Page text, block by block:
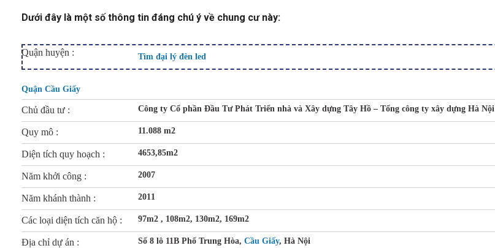
Dưới đây là một số thông tin đáng chú ý về chung cư này:
Quận huyện : Tìm đại lý đèn led
Quận Cầu Giấy
Chủ đầu tư : Công ty Cổ phần Đầu Tư Phát Triển nhà và Xây dựng Tây Hồ – Tổng công ty xây dựng Hà Nội
Quy mô : 11.088 m2
Diện tích quy hoạch : 4653,85m2
Năm khởi công : 2007
Năm khánh thành : 2011
Các loại diện tích căn hộ : 97m2 , 108m2, 130m2, 169m2
Địa chỉ dự án : Số 8 lô 11B Phố Trung Hòa,Cầu Giấy, Hà Nội